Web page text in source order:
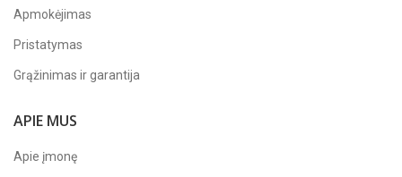
Apmokėjimas
Pristatymas
Grąžinimas ir garantija
APIE MUS
Apie įmonę